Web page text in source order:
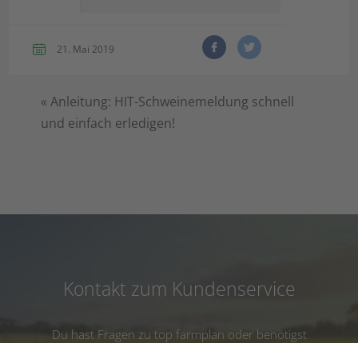
21. Mai 2019
«Anleitung: HIT-Schweinemeldung schnell
und einfach erledigen!
Kontakt zum Kundenservice
Du hast Fragen zu top farmplan oder benötigst